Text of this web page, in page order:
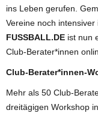
ins Leben gerufen.
Vereine noch
FUSSBALL.DE ist nun
Club-Berater*innen
Club-Berater*innen-
Mehr als 50 Club-
dreitägigen Workshop